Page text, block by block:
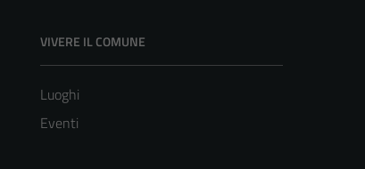
VIVERE IL COMUNE
Luoghi
Eventi